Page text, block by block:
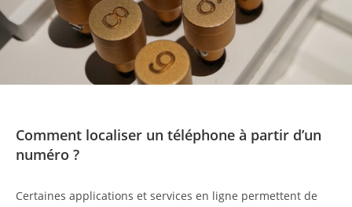
Comment localiser un téléphone à partir d’un
numéro ?
Certaines applications et services en ligne permettent de